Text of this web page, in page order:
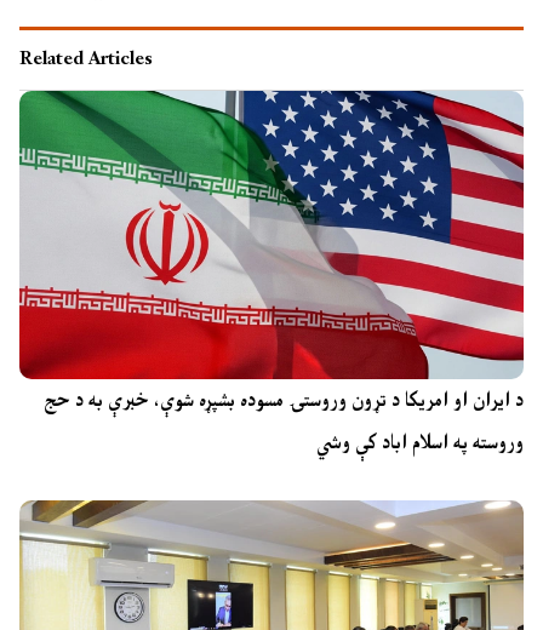
Related Articles
د ایران او امریکا د تړون وروستۍ مسوده بشپړه شوې، خبرې به د حج
وروسته په اسلام اباد کې وشي